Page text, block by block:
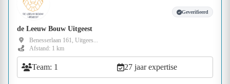
Geverifieerd
de Leeuw Bouw Uitgeest
Benesserlaan 161, Uitgees...
Afstand: 1 km
Team: 1 27 jaar expertise